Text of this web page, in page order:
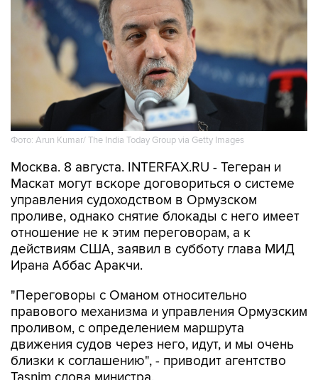
Фото: Arun Kumar/ The India Today Group via Getty Images
Москва. 8 августа. INTERFAX.RU - Тегеран и
Маскат могут вскоре договориться о системе
управления судоходством в Ормузском
проливе, однако снятие блокады с него имеет
отношение не к этим переговорам, а к
действиям США, заявил в субботу глава МИД
Ирана Аббас Аракчи.
"Переговоры с Оманом относительно
правового механизма и управления Ормузским
проливом, с определением маршрута
движения судов через него, идут, и мы очень
близки к соглашению", - приводит агентство